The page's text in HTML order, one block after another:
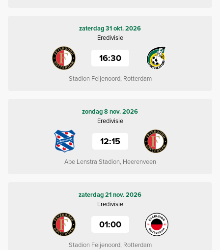
zaterdag 31 okt. 2026
Eredivisie
16:30
Stadion Feijenoord, Rotterdam
zondag 8 nov. 2026
Eredivisie
12:15
Abe Lenstra Stadion, Heerenveen
zaterdag 21 nov. 2026
Eredivisie
01:00
Stadion Feijenoord, Rotterdam